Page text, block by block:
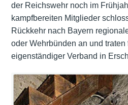
der Reichswehr noch im
kampfbereiten Mitglieder
Rückkehr nach Bayern
oder Wehrbünden an und
eigenständiger Verband in